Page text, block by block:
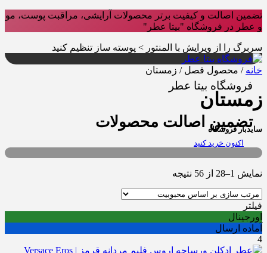
تضمین اصالت و کیفیت برتر محصولات آرایشی، مراقبت پوست، مو
و عطر در فروشگاه "بیتا عطر"
سربرگ را از ویرایش با المنتور > پوسته ساز تنظیم کنید
خانه / محصول فصل / زمستان
زمستان
سایدبار فروشگاه
فروشگاه بیتا عطر
تضمین اصالت محصولات
اکنون خرید کنید
نمایش 1–28 از 56 نتیجه
popularity
فیلتر
اورجینال
آماده ارسال
4